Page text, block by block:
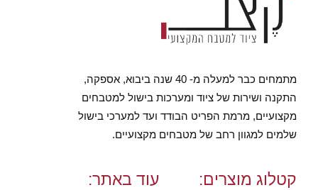
מתמחים כבר למעלה מ- 40 שנה ביבוא, אספקה,
התקנה ושירות של ציוד ומערכות בישול למטבחים
מקצועיים, מרמת הפריט הבודד ועד למערכי בישול
שלמים למגוון רחב של מטבחים מקצועיים.
קטלוג מוצרים: עוד באתר: